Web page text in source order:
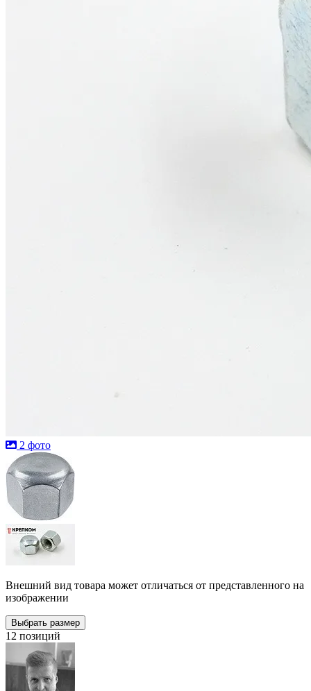
2 фото
Внешний вид товара может отличаться от представленного на
изображении
Выбрать размер
12 позиций